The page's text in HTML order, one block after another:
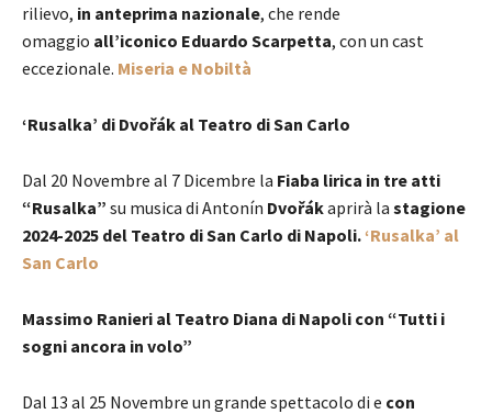
rilievo, in anteprima nazionale, che rende
omaggio all’iconico Eduardo Scarpetta, con un cast
eccezionale. Miseria e Nobiltà
‘Rusalka’ di Dvořák al Teatro di San Carlo
Dal 20 Novembre al 7 Dicembre la Fiaba lirica in tre atti
“Rusalka” su musica di Antonín Dvořákaprirà la stagione
2024-2025 del Teatro di San Carlo di Napoli. ‘Rusalka’ al
San Carlo
Massimo Ranieri al Teatro Diana di Napoli con “Tutti i
sogni ancora in volo”
Dal 13 al 25 Novembre un grande spettacolo di e con